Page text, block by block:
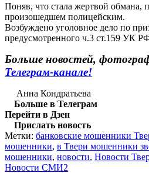
Поняв, что стала жертвой обмана,
произошедшем полицейским.
Возбуждено уголовное дело по
предусмотренного ч.3 ст.159 УК
Больше новостей,
Телеграм-канале!
Анна Кондратьева
Больше в Телеграм
Перейти в Дзен
Прислать новость
Метки: банковские мошенники
мошенники, в Твери мошенники
мошенники, новости, Новости
Новости СМИ2